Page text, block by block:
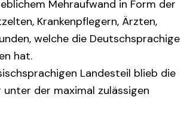
Mehraufwand in Form der
Krankenpflegern, Ärzten,
welche die Deutschsprachige
hat.
Landesteil blieb die
unter der maximal zulässigen